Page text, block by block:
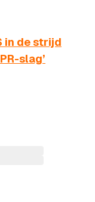
in de strijd
slag’